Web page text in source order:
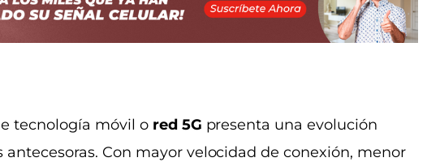
tecnología móvil o red 5G presenta una evolución
Con mayor velocidad de conexión, menor